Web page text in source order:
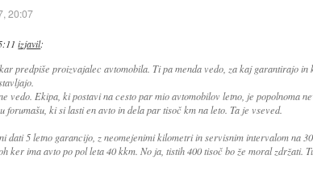
20:07
izjavil:
predpiše proizvajalec avtomobila. Ti pa menda vedo, za kaj garantirajo in
vedo. Ekipa, ki postavi na cesto par mio avtomobilov letno, je popolnoma
forumašu, ki si lasti en avto in dela par tisoč km na leto. Ta je vseved.
dati 5 letno garancijo, z neomejenimi kilometri in servisnim intervalom na
ker ima avto po pol leta 40 kkm. No ja, tistih 400 tisoč bo že moral zdržati.